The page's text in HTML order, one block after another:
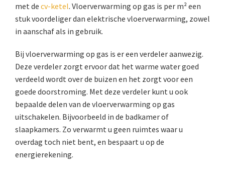
met de cv-ketel. Vloerverwarming op gas is per m² een
stuk voordeliger dan elektrische vloerverwarming, zowel
in aanschaf als in gebruik.
Bij vloerverwarming op gas is er een verdeler aanwezig.
Deze verdeler zorgt ervoor dat het warme water goed
verdeeld wordt over de buizen en het zorgt voor een
goede doorstroming. Met deze verdeler kunt u ook
bepaalde delen van de vloerverwarming op gas
uitschakelen. Bijvoorbeeld in de badkamer of
slaapkamers. Zo verwarmt u geen ruimtes waar u
overdag toch niet bent, en bespaart u op de
energierekening.